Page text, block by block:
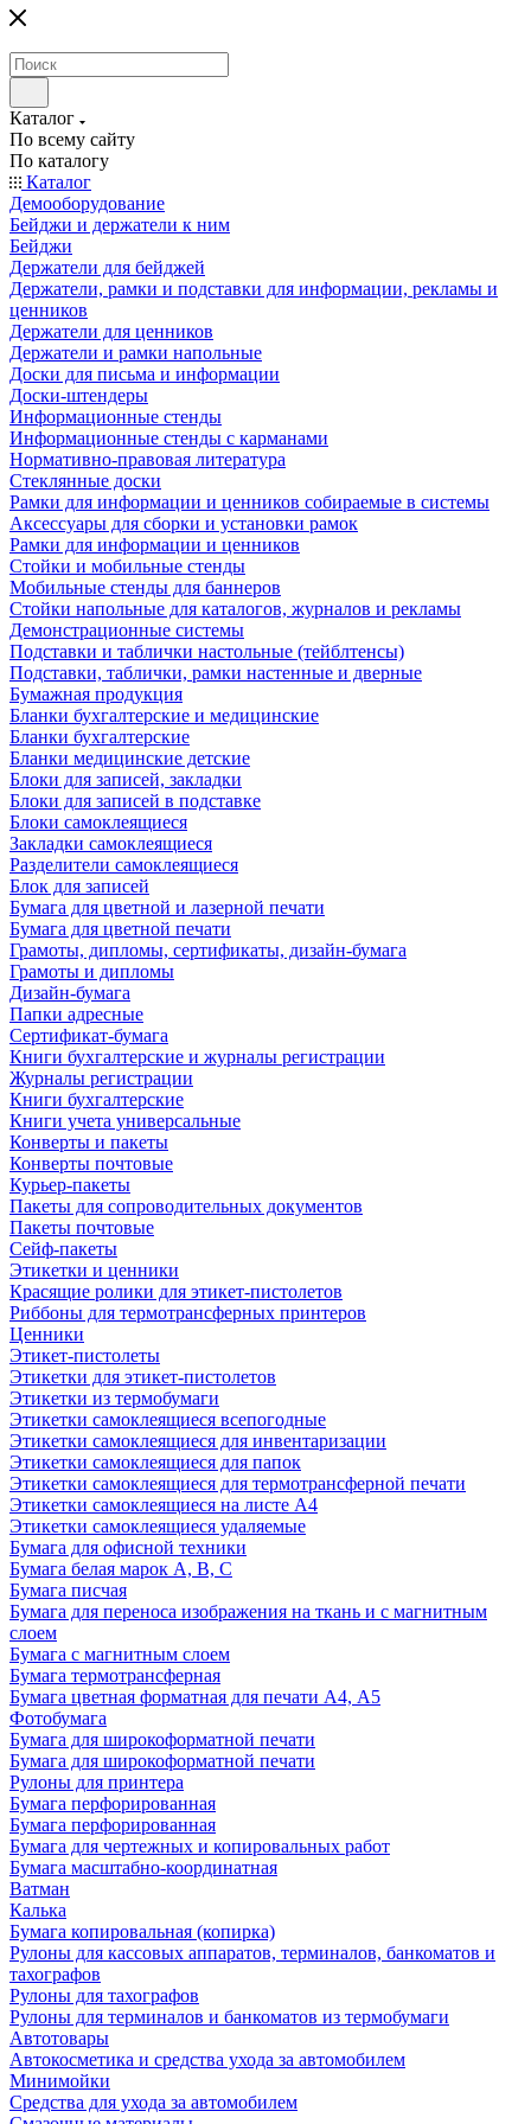
Каталог
По всему сайту
По каталогу
Каталог
Демооборудование
Бейджи и держатели к ним
Бейджи
Держатели для бейджей
Держатели, рамки и подставки для информации, рекламы и
ценников
Держатели для ценников
Держатели и рамки напольные
Доски для письма и информации
Доски-штендеры
Информационные стенды
Информационные стенды с карманами
Нормативно-правовая литература
Стеклянные доски
Рамки для информации и ценников собираемые в системы
Аксессуары для сборки и установки рамок
Рамки для информации и ценников
Стойки и мобильные стенды
Мобильные стенды для баннеров
Стойки напольные для каталогов, журналов и рекламы
Демонстрационные системы
Подставки и таблички настольные (тейблтенсы)
Подставки, таблички, рамки настенные и дверные
Бумажная продукция
Бланки бухгалтерские и медицинские
Бланки бухгалтерские
Бланки медицинские детские
Блоки для записей, закладки
Блоки для записей в подставке
Блоки самоклеящиеся
Закладки самоклеящиеся
Разделители самоклеящиеся
Блок для записей
Бумага для цветной и лазерной печати
Бумага для цветной печати
Грамоты, дипломы, сертификаты, дизайн-бумага
Грамоты и дипломы
Дизайн-бумага
Папки адресные
Сертификат-бумага
Книги бухгалтерские и журналы регистрации
Журналы регистрации
Книги бухгалтерские
Книги учета универсальные
Конверты и пакеты
Конверты почтовые
Курьер-пакеты
Пакеты для сопроводительных документов
Пакеты почтовые
Сейф-пакеты
Этикетки и ценники
Красящие ролики для этикет-пистолетов
Риббоны для термотрансферных принтеров
Ценники
Этикет-пистолеты
Этикетки для этикет-пистолетов
Этикетки из термобумаги
Этикетки самоклеящиеся всепогодные
Этикетки самоклеящиеся для инвентаризации
Этикетки самоклеящиеся для папок
Этикетки самоклеящиеся для термотрансферной печати
Этикетки самоклеящиеся на листе А4
Этикетки самоклеящиеся удаляемые
Бумага для офисной техники
Бумага белая марок А, В, С
Бумага писчая
Бумага для переноса изображения на ткань и с магнитным
слоем
Бумага с магнитным слоем
Бумага термотрансферная
Бумага цветная форматная для печати А4, А5
Фотобумага
Бумага для широкоформатной печати
Бумага для широкоформатной печати
Рулоны для принтера
Бумага перфорированная
Бумага перфорированная
Бумага для чертежных и копировальных работ
Бумага масштабно-координатная
Ватман
Калька
Бумага копировальная (копирка)
Рулоны для кассовых аппаратов, терминалов, банкоматов и
тахографов
Рулоны для тахографов
Рулоны для терминалов и банкоматов из термобумаги
Автотовары
Автокосметика и средства ухода за автомобилем
Минимойки
Средства для ухода за автомобилем